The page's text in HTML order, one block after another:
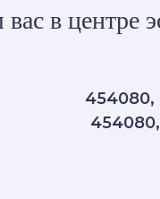
в центре
454080,